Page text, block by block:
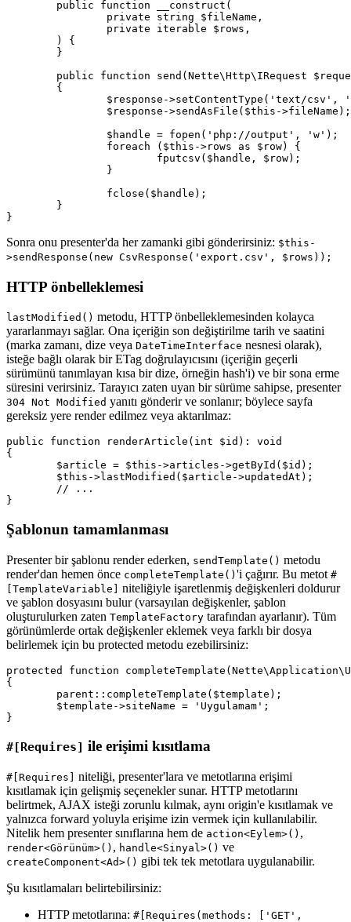
Sonra onu presenter'da her zamanki gibi gönderirsiniz: $this-
>sendResponse(new CsvResponse('export.csv', $rows));
HTTP önbelleklemesi
lastModified() metodu, HTTP önbelleklemesinden kolayca
yararlanmayı sağlar. Ona içeriğin son değiştirilme tarih ve saatini
(marka zamanı, dize veya DateTimeInterface nesnesi olarak),
isteğe bağlı olarak bir ETag doğrulayıcısını (içeriğin geçerli
sürümünü tanımlayan kısa bir dize, örneğin hash'i) ve bir sona erme
süresini verirsiniz. Tarayıcı zaten uyan bir sürüme sahipse, presenter
304 Not Modified yanıtı gönderir ve sonlanır; böylece sayfa
gereksiz yere render edilmez veya aktarılmaz:
public function renderArticle(int $id): void
{
Şablonun tamamlanması
Presenter bir şablonu render ederken, sendTemplate() metodu
render'dan hemen önce completeTemplate() 'i çağırır. Bu metot #
[TemplateVariable] niteliğiyle işaretlenmiş değişkenleri doldurur
ve şablon dosyasını bulur (varsayılan değişkenler, şablon
oluşturulurken zaten TemplateFactory tarafından ayarlanır). Tüm
görünümlerde ortak değişkenler eklemek veya farklı bir dosya
belirlemek için bu protected metodu ezebilirsiniz:
protected function
{
#[Requires] ile erişimi kısıtlama
#[Requires]
niteliği, presenter'lara ve metotlarına erişimi
kısıtlamak için gelişmiş seçenekler sunar. HTTP metotlarını
belirtmek, AJAX isteği zorunlu kılmak, aynı origin'e kısıtlamak ve
yalnızca forward yoluyla erişime izin vermek için kullanılabilir.
Nitelik hem presenter sınıflarına hem de action<Eylem>() ,
render<Görünüm>() , handle<Sinyal>() ve
createComponent<Ad>() gibi tek tek metotlara uygulanabilir.
Şu kısıtlamaları belirtebilirsiniz:
HTTP metotlarına: #[Requires(methods: ['GET',